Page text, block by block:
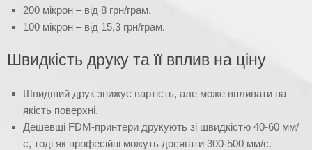
200 мікрон – від 8 грн/грам.
100 мікрон – від 15,3 грн/грам.
Швидкість друку та її вплив на ціну
Швидший друк знижує вартість, але може впливати на
якість поверхні.
Дешевші FDM-принтери друкують зі швидкістю 40-60 мм/
с, тоді як професійні можуть досягати 300-500 мм/с.